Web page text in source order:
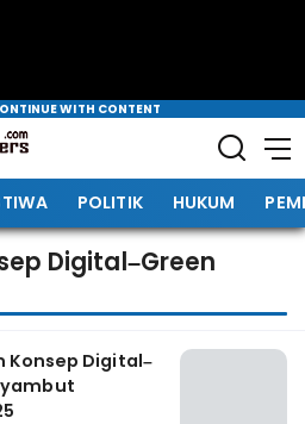
WITH CONTENT
POLITIK HUKUM
Digital–Green
Konsep Digital–